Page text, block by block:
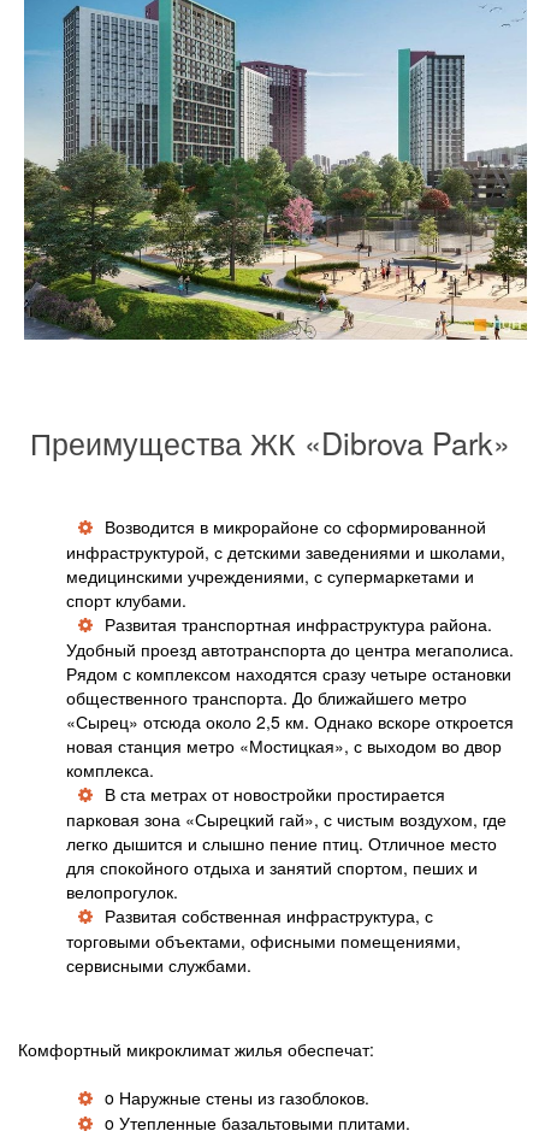
Преимущества ЖК «Dibrova Park»
Возводится в микрорайоне со сформированной
инфраструктурой, с детскими заведениями и школами,
медицинскими учреждениями, с супермаркетами и
спорт клубами.
Развитая транспортная инфраструктура района.
Удобный проезд автотранспорта до центра мегаполиса.
Рядом с комплексом находятся сразу четыре остановки
общественного транспорта. До ближайшего метро
«Сырец» отсюда около 2,5 км. Однако вскоре откроется
новая станция метро «Мостицкая», с выходом во двор
комплекса.
В ста метрах от новостройки простирается
парковая зона «Сырецкий гай», с чистым воздухом, где
легко дышится и слышно пение птиц. Отличное место
для спокойного отдыха и занятий спортом, пеших и
велопрогулок.
Развитая собственная инфраструктура, с
торговыми объектами, офисными помещениями,
сервисными службами.
Комфортный микроклимат жилья обеспечат:
o Наружные стены из газоблоков.
o Утепленные базальтовыми плитами.